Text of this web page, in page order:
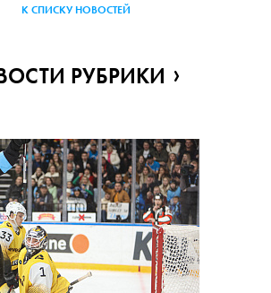
К СПИСКУ НОВОСТЕЙ
РУБРИКИ